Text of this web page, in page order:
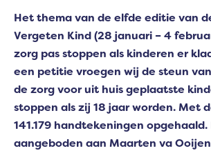
Het thema van de elfde editie van
Vergeten Kind (28 januari – 4
zorg pas stoppen als kinderen er
een petitie vroegen wij de steun
de zorg voor uit huis geplaatste
stoppen als zij 18 jaar worden. Met
141.179 handtekeningen
aangeboden aan Maarten va Ooijen